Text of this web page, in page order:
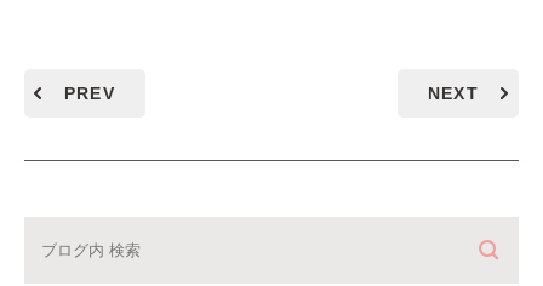
PREV NEXT